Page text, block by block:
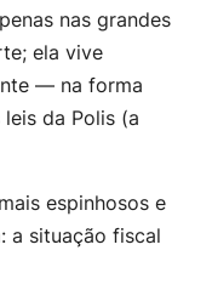
nas grandes
ela vive
— na forma
da Polis (a
espinhosos e
a situação fiscal